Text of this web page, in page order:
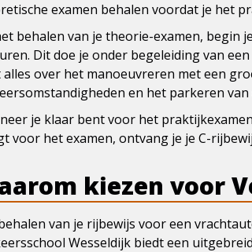
examen behalen voordat je het
behalen van je theorie-examen, begin
Dit doe je onder begeleiding van
alles over het manoeuvreren met een
en het parkeren van
je klaar bent voor het
voor het examen, ontvang je je C-
kiezen voor
van je rijbewijs voor een
Wesseldijk biedt een